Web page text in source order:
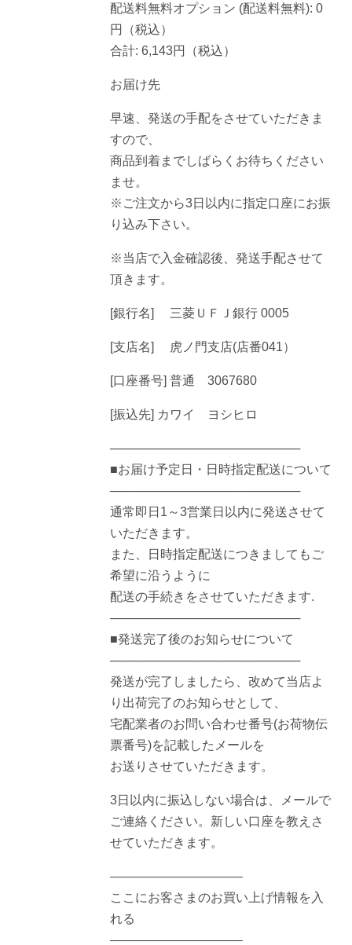
配送料無料オプション (配送料無料): 0
円（税込）
合計: 6,143円（税込）
お届け先
早速、発送の手配をさせていただきま
すので、
商品到着までしばらくお待ちください
ませ。
※ご注文から3日以内に指定口座にお振
り込み下さい。
※当店で入金確認後、発送手配させて
頂きます。
[銀行名] 三菱ＵＦＪ銀行 0005
[支店名] 虎ノ門支店(店番041）
[口座番号] 普通 3067680
[振込先] カワイ ヨシヒロ
──────────────────────
■お届け予定日・日時指定配送について
──────────────────────
通常即日1～3営業日以内に発送させて
いただきます。
また、日時指定配送につきましてもご
希望に沿うように
配送の手続きをさせていただきます.
──────────────────────
■発送完了後のお知らせについて
──────────────────────
発送が完了しましたら、改めて当店よ
り出荷完了のお知らせとして、
宅配業者のお問い合わせ番号(お荷物伝
票番号)を記載したメールを
お送りさせていただきます。
3日以内に振込しない場合は、メールで
ご連絡ください。新しい口座を教えさ
せていただきます。
——————————–
ここにお客さまのお買い上げ情報を入
れる
——————————–